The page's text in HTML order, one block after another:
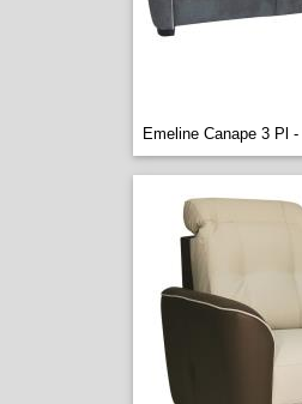
Emeline Canape 3 Pl -